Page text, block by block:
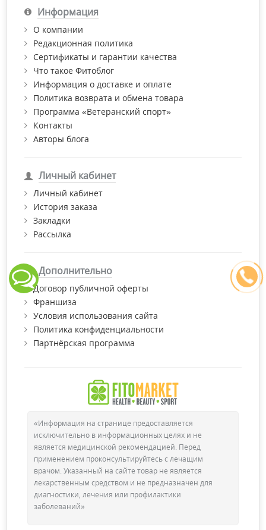
Информация
О компании
Редакционная политика
Сертификаты и гарантии качества
Что такое Фитоблог
Информация о доставке и оплате
Политика возврата и обмена товара
Программа «Ветеранский спорт»
Контакты
Авторы блога
Личный кабинет
Личный кабинет
История заказа
Закладки
Рассылка
Дополнительно
Договор публичной оферты
Франшиза
Условия использования сайта
Политика конфиденциальности
Партнёрская программа
«Информация на странице предоставляется
исключительно в информационных целях и не
является медицинской рекомендацией. Перед
применением проконсультируйтесь с лечащим
врачом. Указанный на сайте товар не является
лекарственным средством и не предназначен для
диагностики, лечения или профилактики
заболеваний»